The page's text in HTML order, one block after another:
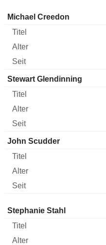
Manager Titel Alter
Michael Creedon
Stewart Glendinning
John Scudder
Verwaltungsratsmitglied
Stephanie Stahl